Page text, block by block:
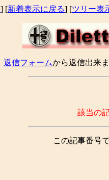
] [新着表示に戻る] [ツリー表
返信フォームから返信出来
該当の
この記事番号